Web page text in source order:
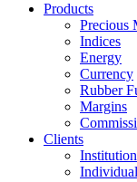
Products
Precious
Indices
Energy
Currency
Rubber
Margins
Clients